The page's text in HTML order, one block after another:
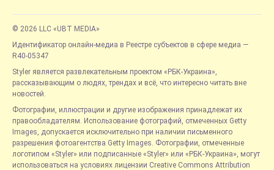
© 2026 LLC «UBT MEDIA»
Идентификатор онлайн-медиа в Реестре субъектов в сфере медиа —
R40-05347
Styler является развлекательным проектом «РБК-Украина»,
рассказывающим о людях, трендах и всё, что интересно читать вне
новостей.
Фотографии, иллюстрации и другие изображения принадлежат их
правообладателям. Использование фотографий, отмеченных Getty
Images, допускается исключительно при наличии письменного
разрешения фотоагентства Getty Images. Фотографии, отмеченные
логотипом «Styler» или подписанные «Styler» или «РБК-Украина», могут
использоваться на условиях лицензии Creative Commons Attribution